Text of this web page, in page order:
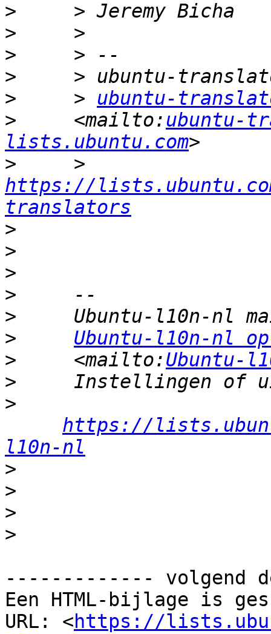
>
>
>
>
>
     >
ubuntu-
>
     <mailto:
ubuntu-
lists.ubuntu.com
>
https://
translators
>
>
>
>
>
>
Ubuntu-l10n-nl
>
     <mailto:
Ubuntu-
>
>
https://
l10n-nl
>
>
>
>
------------- volgend
Een HTML-bijlage is
URL: <https://